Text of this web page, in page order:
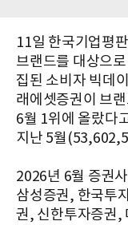
11일 한국기업평
브랜드를 대상으
집된 소비자 빅데
래에셋증권이 브
6월 1위에 올랐다
지난 5월
2026년 6월 증권
삼성증권, 한국투
권, 신한투자증권,